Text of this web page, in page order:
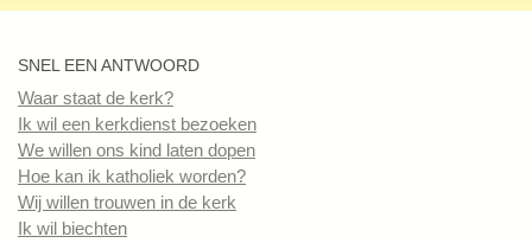
SNEL EEN ANTWOORD
Waar staat de kerk?
Ik wil een kerkdienst bezoeken
We willen ons kind laten dopen
Hoe kan ik katholiek worden?
Wij willen trouwen in de kerk
Ik wil biechten